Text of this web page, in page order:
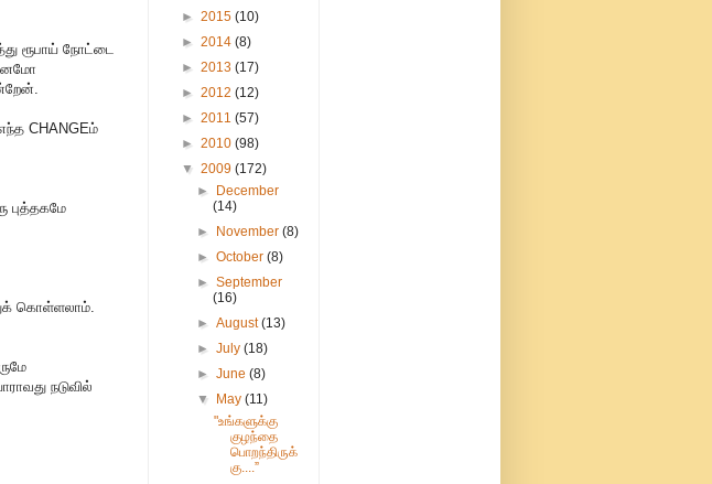
ரூபாய் நோட்டை
CHANGEம்
கொள்ளலாம்.
நடுவில்
► 2015 (10)
► 2014 (8)
► 2013 (17)
► 2012 (12)
► 2011 (57)
► 2010 (98)
▼ 2009 (172)
►
December
(14)
►
November(8)
►October(8)
►September
(16)
►August(13)
►July(18)
►June(8)
▼
May(11)
"உங்களுக்கு
குழந்தை
பொறந்திருக்
கு....”